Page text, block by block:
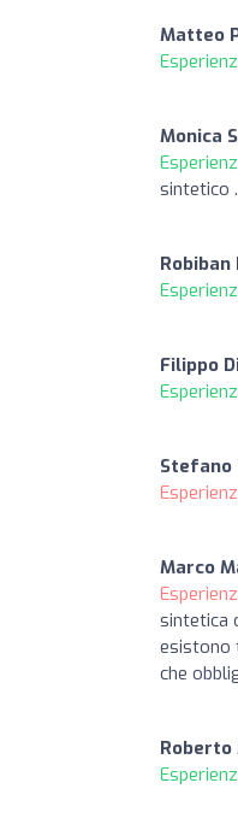
Matteo
Monica
sintetico
Robiban
Filippo
Stefano
Marco
sintetica
esistono
che